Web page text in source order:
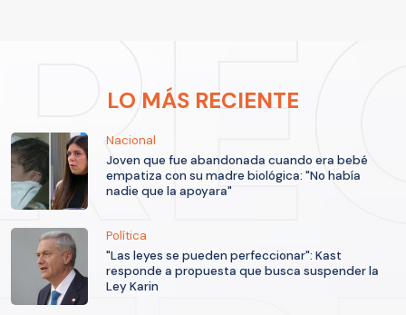
LO MÁS RECIENTE
Nacional
Joven que fue abandonada cuando era bebé
empatiza con su madre biológica: "No había
nadie que la apoyara"
Política
"Las leyes se pueden perfeccionar": Kast
responde a propuesta que busca suspender la
Ley Karin